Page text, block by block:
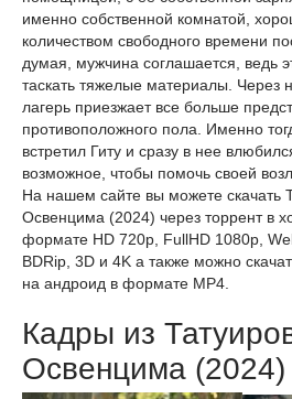
именно собственной комнатой,
количеством свободного времени
думая, мужчина соглашается, ведь
таскать тяжелые материалы. Через
лагерь приезжает все больше
противоположного пола. Именно
встретил Гиту и сразу в нее
возможное, чтобы помочь своей
На нашем сайте вы можете скачать
Освенцима (2024) через торрент в
формате HD 720p, FullHD 1080p,
BDRip, 3D и 4K а также можно
на андроид в формате MP4.
Кадры из
Освенцима (2024)